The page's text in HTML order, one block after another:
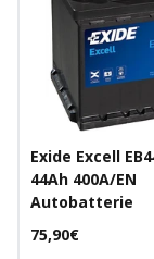
Exide Excell
44Ah 400A/EN
Autobatterie
Angebotspreis
75,90€